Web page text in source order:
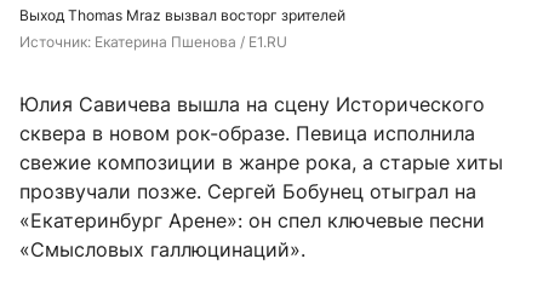
Выход Thomas Mraz вызвал восторг зрителей
Источник: Екатерина Пшенова / E1.RU
Юлия Савичева вышла на сцену Исторического
сквера в новом рок-образе. Певица исполнила
свежие композиции в жанре рока, а старые хиты
прозвучали позже. Сергей Бобунец отыграл на
«Екатеринбург Арене»: он спел ключевые песни
«Смысловых галлюцинаций».